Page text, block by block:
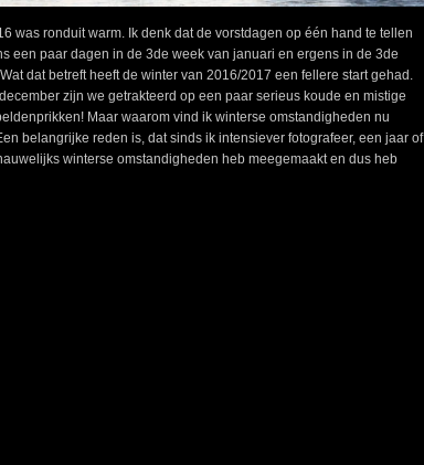
was ronduit warm. Ik denk dat de vorstdagen op één hand te tellen
een paar dagen in de 3de week van januari en ergens in de 3de
dat betreft heeft de winter van 2016/2017 een fellere start gehad.
zijn we getrakteerd op een paar serieus koude en mistige
Maar waarom vind ik winterse omstandigheden nu
belangrijke reden is, dat sinds ik intensiever fotografeer, een jaar of
winterse omstandigheden heb meegemaakt en dus heb